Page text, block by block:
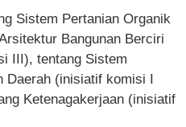
Sistem Pertanian Organik
Bangunan Berciri
III), tentang Sistem
Daerah (inisiatif komisi I
Ketenagakerjaan (inisiatif